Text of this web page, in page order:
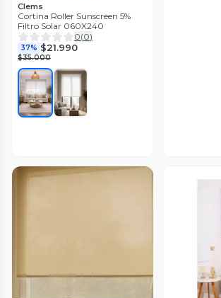
Clems
Cortina Roller Sunscreen 5%
Filtro Solar 060X240
0(0)
37% $21.990
$35.000